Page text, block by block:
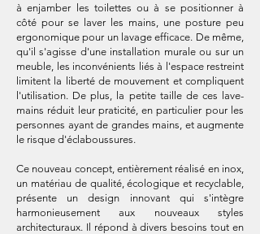
à enjamber les toilettes ou à se positionner à
côté pour se laver les mains, une posture peu
ergonomique pour un lavage efficace. De même,
qu'il s'agisse d'une installation murale ou sur un
meuble, les inconvénients liés à l'espace restreint
limitent la liberté de mouvement et compliquent
l'utilisation. De plus, la petite taille de ces lave-
mains réduit leur praticité, en particulier pour les
personnes ayant de grandes mains, et augmente
le risque d'éclaboussures.
Ce nouveau concept, entièrement réalisé en inox,
un matériau de qualité, écologique et recyclable,
présente un design innovant qui s'intègre
harmonieusement aux nouveaux styles
architecturaux. Il répond à divers besoins tout en